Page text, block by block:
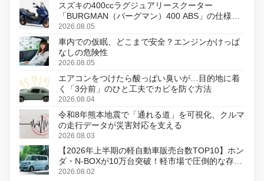
スズキの400ccラグジュアリースクーター
「BURGMAN（バーグマン）400 ABS」の仕様を
変更し、8月18日に発売
2026.08.05
車内での仮眠、どこまで安全？エンジンかけっぱ
なしの危険性
2026.08.05
エアコンをつけたら酸っぱい臭いが…目的地に着
く「3分前」のひと工夫でカビを防ぐ方法
2026.08.04
令和8年熊本地震で「通れる道」を可視化、クルマ
の走行データが災害対応を支える
2026.08.03
【2026年上半期の軽自動車販売台数TOP10】ホン
ダ・N-BOXが10万台突破！軽市場で圧倒的な存在
感
2026.08.02